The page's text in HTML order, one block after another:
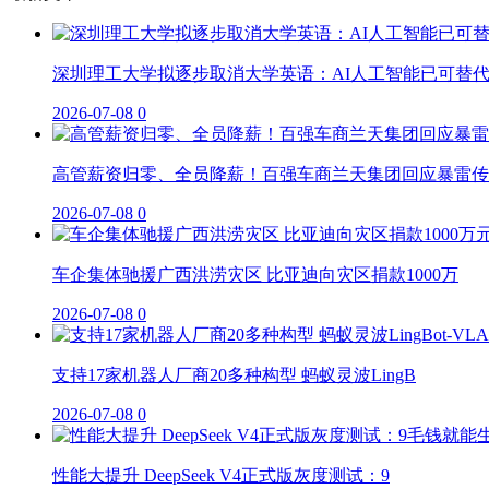
深圳理工大学拟逐步取消大学英语：AI人工智能已可替代
2026-07-08 0
高管薪资归零、全员降薪！百强车商兰天集团回应暴雷
2026-07-08 0
车企集体驰援广西洪涝灾区 比亚迪向灾区捐款1000万
2026-07-08 0
支持17家机器人厂商20多种构型 蚂蚁灵波LingB
2026-07-08 0
性能大提升 DeepSeek V4正式版灰度测试：9